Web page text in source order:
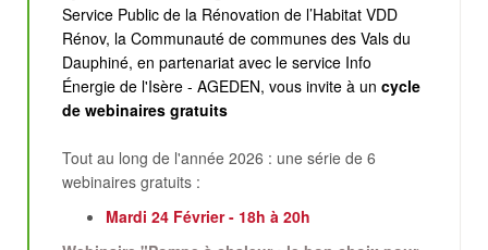
Service Public de la Rénovation de l’Habitat VDD
Rénov, la Communauté de communes des Vals du
Dauphiné, en partenariat avec le service Info
Énergie de l'Isère - AGEDEN, vous invite à un cycle
de webinaires gratuits
Tout au long de l'année 2026 : une série de 6
webinaires gratuits :
Mardi 24 Février - 18h à 20h